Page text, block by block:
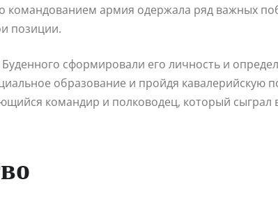
командованием армия одержала ряд важных
позиции.
сформировали его личность и
образование и пройдя кавалерийскую
командир и полководец, который